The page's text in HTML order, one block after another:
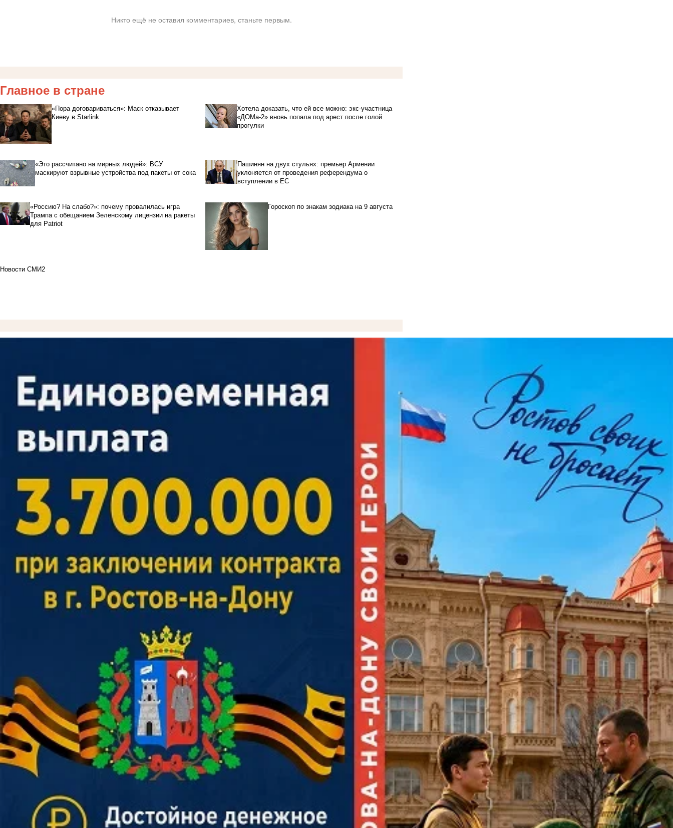
Никто ещё не оставил комментариев, станьте первым.
Главное в стране
«Пора договариваться»: Маск отказывает
Киеву в Starlink
Хотела доказать, что ей все можно: экс-участница
«ДОМа-2» вновь попала под арест после голой
прогулки
«Это рассчитано на мирных людей»: ВСУ
маскируют взрывные устройства под пакеты от сока
Пашинян на двух стульях: премьер Армении
уклоняется от проведения референдума о
вступлении в ЕС
«Россию? На слабо?»: почему провалилась игра
Трампа с обещанием Зеленскому лицензии на ракеты
для Patriot
Гороскоп по знакам зодиака на 9 августа
Новости СМИ2